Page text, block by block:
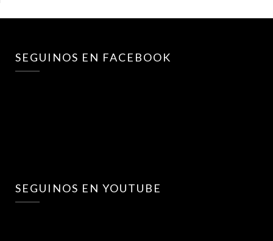
SEGUINOS EN FACEBOOK
SEGUINOS EN YOUTUBE